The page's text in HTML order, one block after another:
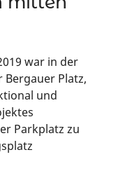
war in der
Bergauer Platz,
und
Parkplatz zu